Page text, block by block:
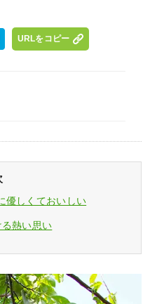
URLをコピー
優しくておいしい
る熱い思い